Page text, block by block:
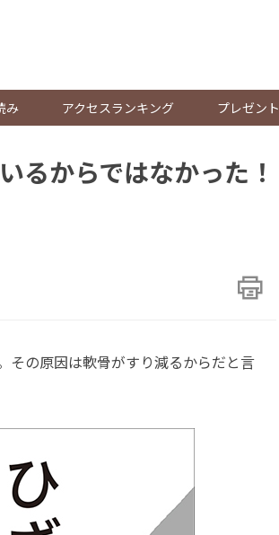
み アクセスランキング プレゼント
るからではなかった！
の原因は軟骨がすり減るからだと言